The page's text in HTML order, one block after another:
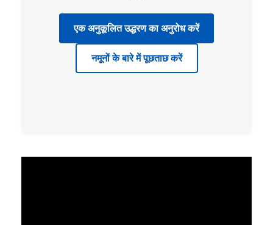
एक अनुकूलित उद्धरण का अनुरोध करें
नमूनों के बारे में पूछताछ करें